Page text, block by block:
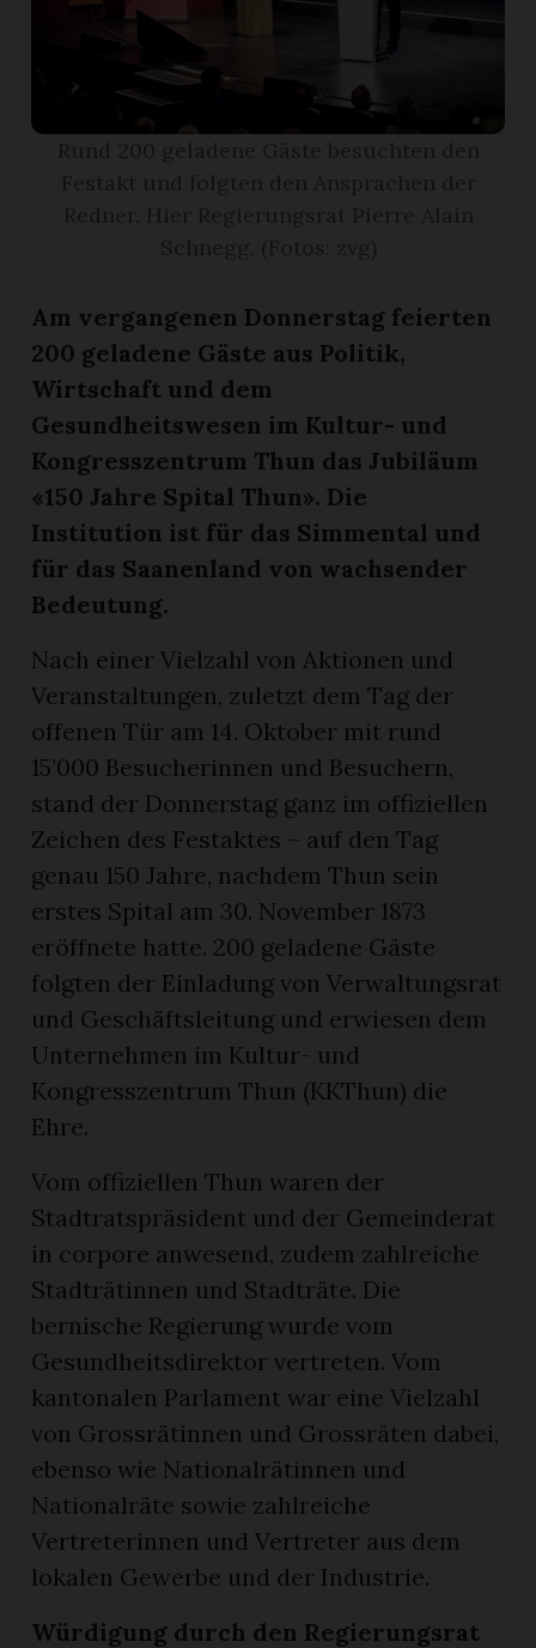
Am vergangenen Donnerstag feierten
200 geladene Gäste aus Politik,
Wirtschaft und dem
Gesundheitswesen im Kultur- und
Kongresszentrum Thun das Jubiläum
«150 Jahre Spital Thun». Die
Institution ist für das Simmental und
für das Saanenland von wachsender
Bedeutung.
Nach einer Vielzahl von Aktionen und
Veranstaltungen, zuletzt dem Tag der
offenen Tür am 14. Oktober mit rund
15’000 Besucherinnen und Besuchern,
stand der Donnerstag ganz im offiziellen
Zeichen des Festaktes – auf den Tag
genau 150 Jahre, nachdem Thun sein
erstes Spital am 30. November 1873
eröffnete hatte. 200 geladene Gäste
folgten der Einladung von Verwaltungsrat
und Geschäftsleitung und erwiesen dem
Unternehmen im Kultur- und
Kongresszentrum Thun (KKThun) die
Ehre.
Vom offiziellen Thun waren der
Stadtratspräsident und der Gemeinderat
in corpore anwesend, zudem zahlreiche
Stadträtinnen und Stadträte. Die
bernische Regierung wurde vom
Gesundheitsdirektor vertreten. Vom
kantonalen Parlament war eine Vielzahl
von Grossrätinnen und Grossräten dabei,
ebenso wie Nationalrätinnen und
Nationalräte sowie zahlreiche
Vertreterinnen und Vertreter aus dem
lokalen Gewerbe und der Industrie.
Würdigung durch den Regierungsrat